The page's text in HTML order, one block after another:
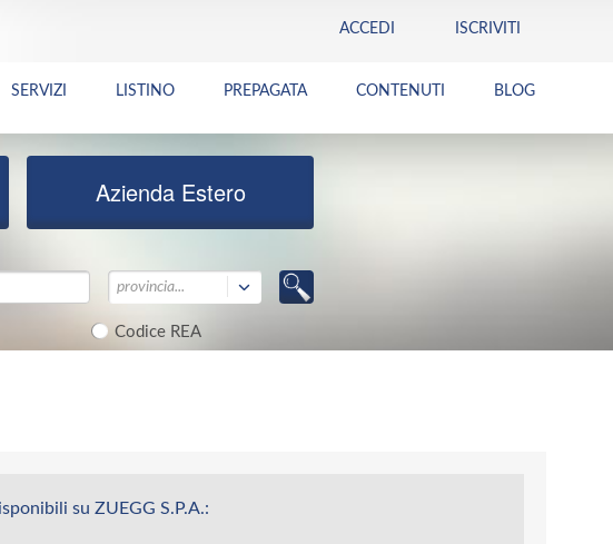
ACCEDI ISCRIVITI
SERVIZI LISTINO PREPAGATA CONTENUTI BLOG
Azienda Estero
Codice REA
provincia...
su ZUEGG S.P.A.: